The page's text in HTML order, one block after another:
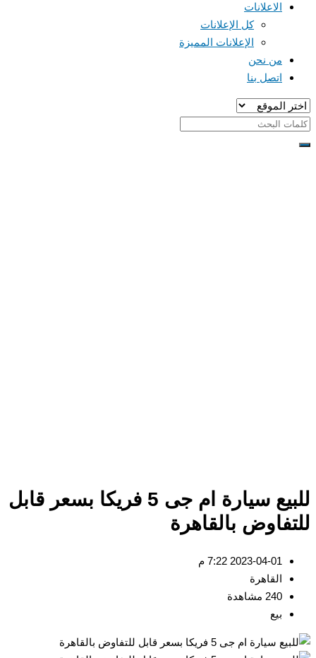
الاعلانات
كل الإعلانات
الإعلانات المميزة
من نحن
اتصل بنا
للبيع سيارة ام جى 5 فريكا بسعر قابل
بالقاهرة
2023-04-01 7:22 م
القاهرة
240 مشاهدة
بيع